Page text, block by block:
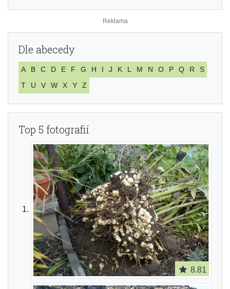
Dle abecedy
A B C D E F G H I J K L M N O P Q R
S
T
U V W X Y Z
Top 5 fotografií
8.81